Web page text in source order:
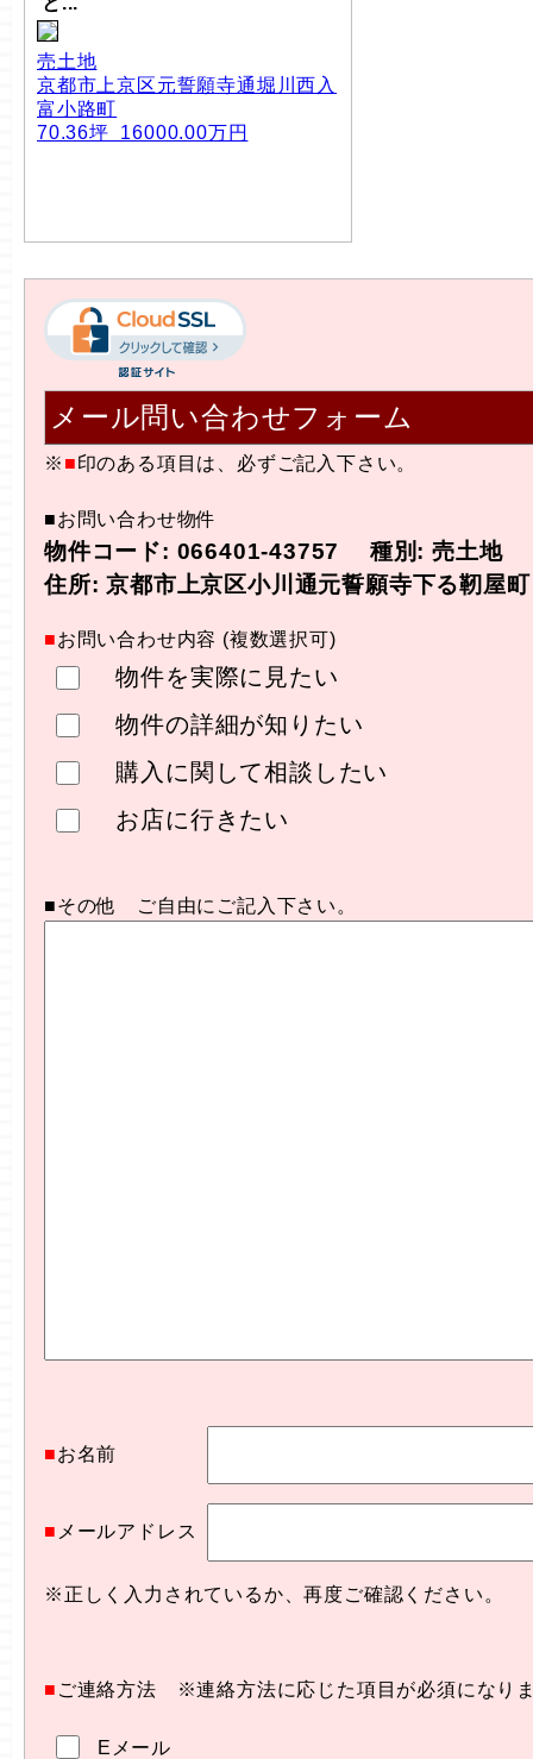
売土地
京都市上京区元誓願寺通堀川西入
富小路町
70.36坪 16000.00万円
メール問い合わせフォーム
※ ■印のある項目は、必ずご記入下さい。
■お問い合わせ物件
物件コード: 066401-43757 種別: 売土地
住所: 京都市上京区小川通元誓願寺下る靭
■お問い合わせ内容 (複数選択可)
物件を実際に見たい
物件の詳細が知りたい
購入に関して相談したい
お店に行きたい
■その他 ご自由にご記入下さい。
■お名前
■ メールアドレス
※正しく入力されているか、再度ご確認ください。
■ ご連絡方法 ※連絡方法に応じた項目が必須になり
Eメール